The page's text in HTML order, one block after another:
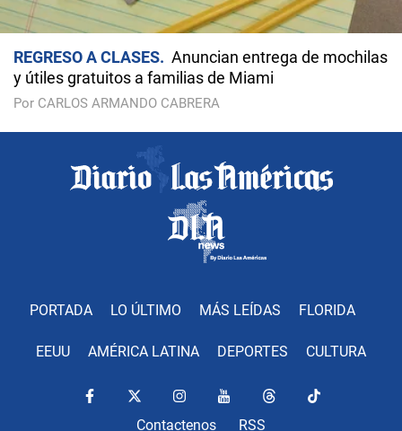
REGRESO A CLASES
Anuncian entrega de mochilas
y útiles gratuitos a familias de Miami
Por CARLOS ARMANDO CABRERA
PORTADA LO ÚLTIMO MÁS LEÍDAS FLORIDA
EEUU AMÉRICA LATINA DEPORTES CULTURA
Contactenos RSS